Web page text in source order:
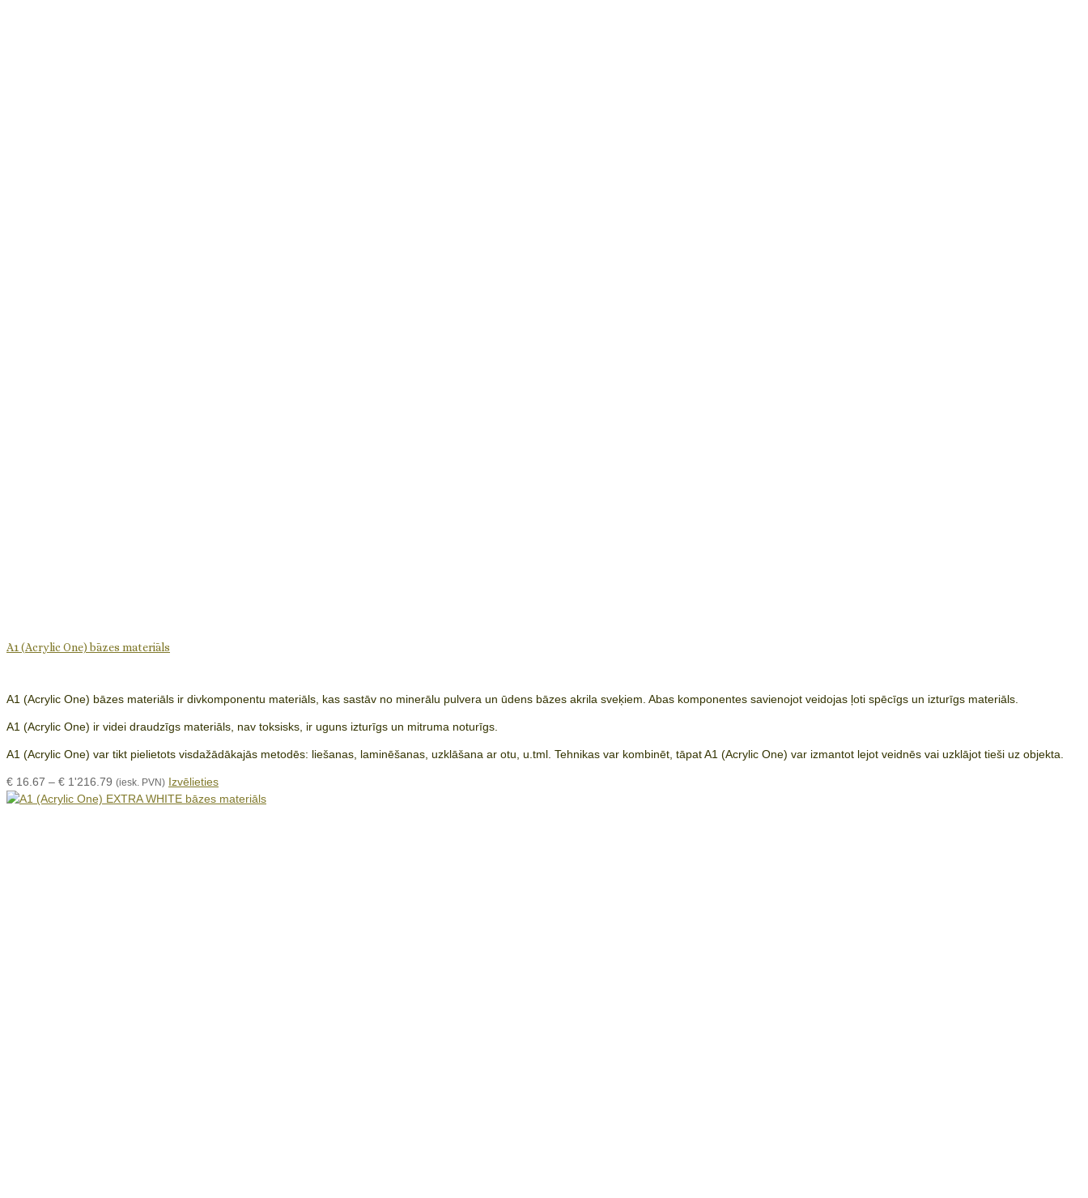
A1 (Acrylic One) bāzes materiāls
A1 (Acrylic One) bāzes materiāls ir divkomponentu materiāls, kas sastāv no minerālu pulvera un ūdens bāzes akrila sveķiem. Abas komponentes savienojot veidojas ļoti spēcīgs un izturīgs materiāls.
A1 (Acrylic One) ir videi draudzīgs materiāls, nav toksisks, ir uguns izturīgs un mitruma noturīgs.
A1 (Acrylic One) var tikt pielietots visdažādākajās metodēs: liešanas, laminēšanas, uzklāšana ar otu, u.tml. Tehnikas var kombinēt, tāpat A1 (Acrylic One) var izmantot lejot veidnēs vai uzklājot tieši uz objekta.
€ 16.67 – € 1'216.79 Price
range:
(iesk. PVN) IzvēlietiesThis
product